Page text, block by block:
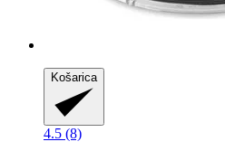
Košarica
4.5 (8)